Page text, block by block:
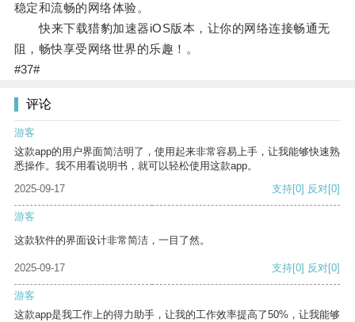
稳定和流畅的网络体验。
快来下载猎豹加速器iOS版本，让你的网络连接畅通无
阻，畅快享受网络世界的乐趣！。
#37#
评论
游客
这款app的用户界面简洁明了，使用起来非常容易上手，让我能够快速熟
悉操作。我不用看说明书，就可以轻松使用这款app。
2025-09-17
支持[0] 反对[0]
游客
这款软件的界面设计非常简洁，一目了然。
2025-09-17 支持[0] 反对[0]
游客
这款app是我工作上的得力助手，让我的工作效率提高了50%，让我能够